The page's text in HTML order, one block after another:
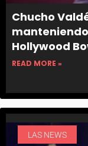
Chucho
Hollywood
READ MORE »
LAS NEWS